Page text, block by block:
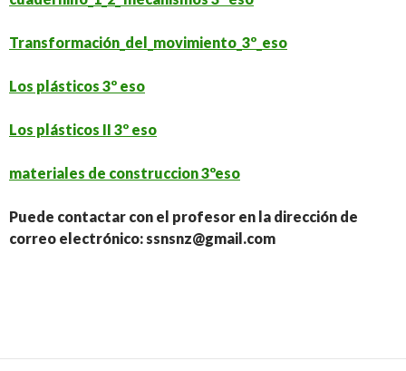
Transformación_del_movimiento_3º_eso
Los plásticos 3º eso
Los plásticos II 3º eso
materiales de construccion 3ºeso
Puede contactar con el profesor en la dirección de
correo electrónico: ssnsnz@gmail.com